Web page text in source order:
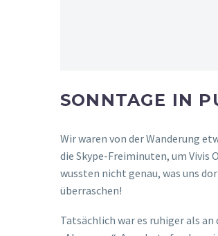
Wir setzten uns auf die Bank
mal aufstanden und ins Wasser
relativ kleine Rochen die in
hier Robben sehen und auch das
Beim Mittagessen das
SUPERMARKT – AM